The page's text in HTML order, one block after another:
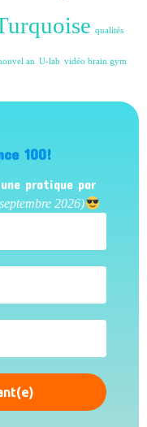
qualités
an U-lab vidéo brain gym
100!
pratique par
2026)